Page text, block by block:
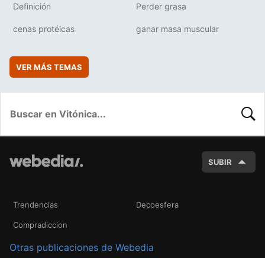
Definición Perder grasa
cenas protéicas ganar masa muscular
VER MÁS TEMAS
SUBIR
Trendencias Decoesfera
Compradiccion
Otras publicaciones de Webedia